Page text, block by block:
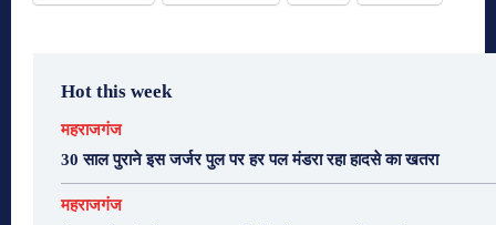
Hot this week
महराजगंज
30 साल पुराने इस जर्जर पुल पर हर पल मंडरा रहा हादसे का खतरा
महराजगंज